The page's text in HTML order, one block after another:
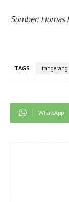
Sumber: Humas
TAGS tangerang
WhatsApp